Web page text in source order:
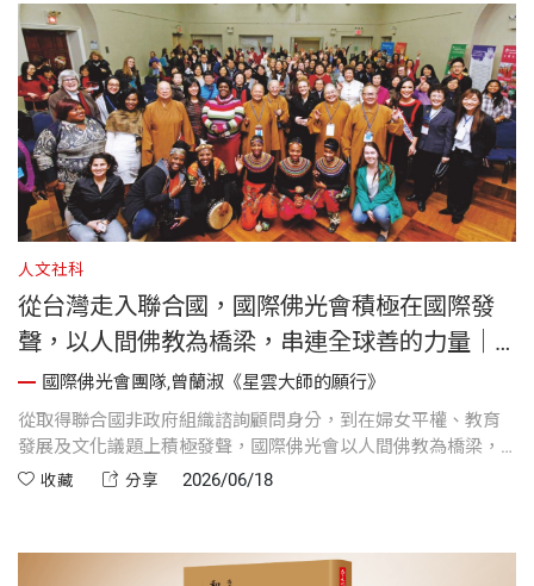
人文社科
從台灣走入聯合國，國際佛光會積極在國際發
聲，以人間佛教為橋梁，串連全球善的力量｜
《星雲大師的願行》
國際佛光會團隊,曾蘭淑《星雲大師的願行》
從取得聯合國非政府組織諮詢顧問身分，到在婦女平權、教育
發展及文化議題上積極發聲，國際佛光會以人間佛教為橋梁，
串連全球善的願力。站上聯合國舞臺的，不只是法師與幹部，
收藏 分享 2026/06/18